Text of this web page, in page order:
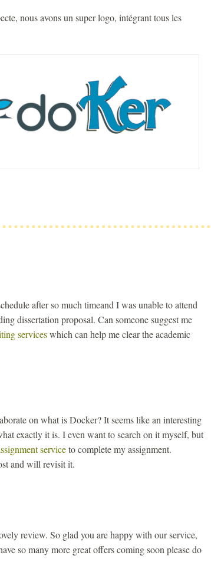
nous avons un super logo, intégrant tous les
after so much timeand I was unable to attend
dissertation proposal. Can someone suggest me
serviceswhich can help me clear the academic
on what is Docker? It seems like an interesting
exactly it is. I even want to search on it myself, but
serviceto complete my assignment.
and will revisit it.
review. So glad you are happy with our service,
so many more great offers coming soon please do